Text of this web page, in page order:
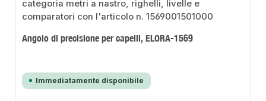
Angolo di precisione per capelli, ELORA-1569
Immediatamente disponibile